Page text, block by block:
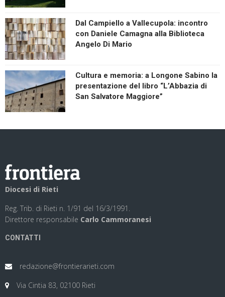
Dal Campiello a Vallecupola: incontro
con Daniele Camagna alla Biblioteca
Angelo Di Mario
Cultura e memoria: a Longone Sabino la
presentazione del libro “L’Abbazia di
San Salvatore Maggiore”
Diocesi di Rieti
Reg. Trib. di Rieti n. 1/91 del 16/3/1991.
Direttore responsabile Carlo Cammoranesi
CONTATTI
redazione@frontierarieti.com
Via Cintia 83, 02100 Rieti